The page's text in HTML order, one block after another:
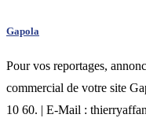
Gapola
Pour vos reportages,
commercial de votre site
10 60. | E-Mail :